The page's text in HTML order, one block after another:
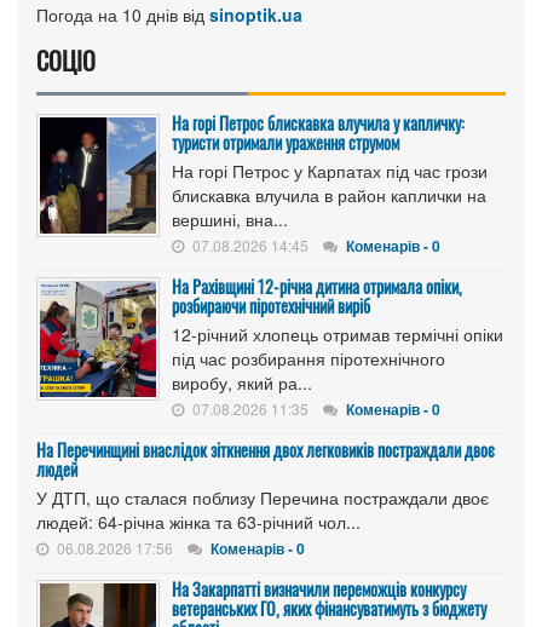
Погода на 10 днів від sinoptik.ua
СОЦІО
На горі Петрос блискавка влучила у капличку:
туристи отримали ураження струмом
На горі Петрос у Карпатах під час грози
блискавка влучила в район каплички на
вершині, вна...
07.08.2026 14:45 Коменарів - 0
На Рахівщині 12-річна дитина отримала опіки,
розбираючи піротехнічний виріб
12-річний хлопець отримав термічні опіки
під час розбирання піротехнічного
виробу, який ра...
07.08.2026 11:35 Коменарів - 0
На Перечинщині внаслідок зіткнення двох легковиків постраждали двоє
людей
У ДТП, що сталася поблизу Перечина постраждали двоє
людей: 64-річна жінка та 63-річний чол...
06.08.2026 17:56 Коменарів - 0
На Закарпатті визначили переможців конкурсу
ветеранських ГО, яких фінансуватимуть з бюджету